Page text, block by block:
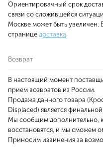
Ориентировачный срок
связи со сложившейся
Москве может быть
странице доставка.
Возврат
В настоящий момент
прием возвратов из России.
Продажа данного товара
Displaced) является финальной.
Мы сообщим дополнительно,
восстановятся, и мы сможем
Приносим извинения за